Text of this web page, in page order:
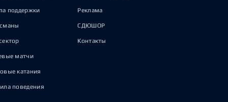
поддержки
матчи
катания
поведения
Реклама
СДЮШОР
Контакты